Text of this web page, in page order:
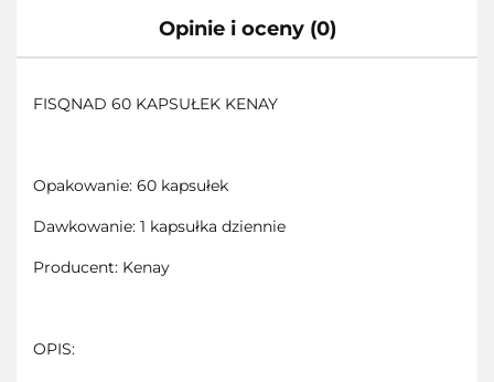
Opinie i oceny (0)
FISQNAD 60 KAPSUŁEK KENAY
Opakowanie: 60 kapsułek
Dawkowanie: 1 kapsułka dziennie
Producent: Kenay
OPIS: